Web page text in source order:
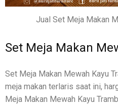
Jual Set Meja Makan
Set Meja Makan
Set Meja Makan Mewah Kayu
meja makan terlaris saat ini,
Meja Makan Mewah Kayu